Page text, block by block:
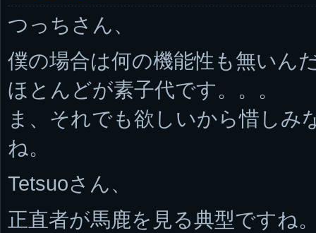
つっちさん、
僕の場合は何の機能性も無いん
ほとんどが素子代です。。。
ま、それでも欲しいから惜しみ
ね。
Tetsuoさん、
正直者が馬鹿を見る典型ですね